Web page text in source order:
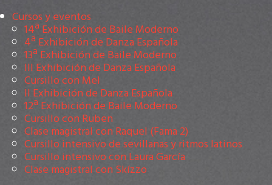
Cursos y eventos
14ª Exhibición de Baile Moderno
4ª Exhibición de Danza Española
13ª Exhibición de Baile Moderno
III Exhibición de Danza Española
Cursillo con Mel
II Exhibición de Danza Española
12ª Exhibición de Baile Moderno
Cursillo con Ruben
Clase magistral con Raquel (Fama 2)
Cursillo intensivo de sevillanas y ritmos latinos
Cursillo intensivo con Laura García
Clase magistral con Skízzo